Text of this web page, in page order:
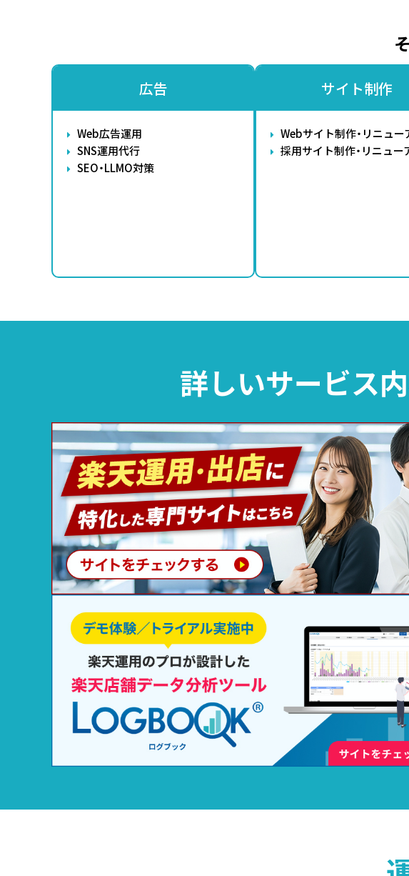
広告
Web広告運用
SNS運用代行
SEO・LLMO対策
サイト制作
Webサイト制作・リニュー
採用サイト制作・リニュー
詳しいサービス